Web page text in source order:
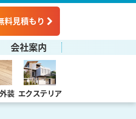
料見積もり
会社案内
装 エクステリア